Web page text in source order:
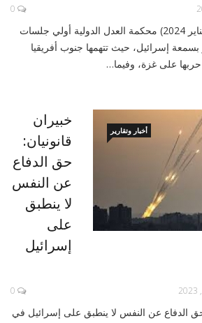
0
بدأت اليوم الخميس (11 يناير 2024) محكمة العدل الدولية أولي جلسات
إسرائيل، حيث تتهمها جنوب أفريقيا
على غزة، وفيما…
أخبار وتقارير
خبيران
قانونيان:
حق الدفاع
عن النفس
لا ينطبق
على
إسرائيل
0
حق الدفاع عن النفس لا ينطبق على إسرائيل في